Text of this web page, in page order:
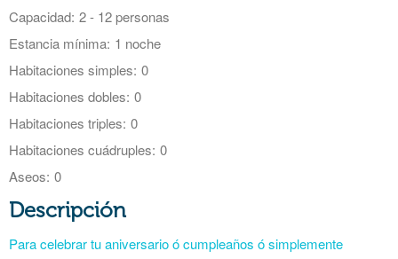
Capacidad: 2 - 12 personas
Estancia mínima: 1 noche
Habitaciones simples: 0
Habitaciones dobles: 0
Habitaciones triples: 0
Habitaciones cuádruples: 0
Aseos: 0
Descripción
Para celebrar tu aniversario ó cumpleaños ó simplemente